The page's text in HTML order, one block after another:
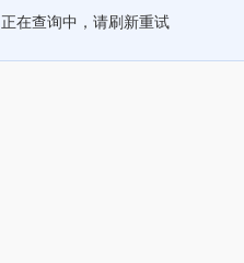
正在查询中，请刷新重试